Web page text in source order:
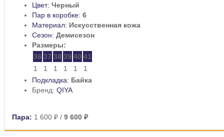
Цвет: Черный
Пар в коробке: 6
Материал: Искусственная кожа
Сезон: Демисезон
Размеры:
36 37 38 39 40 41
1
1 1 1 1
1
Подкладка: Байка
Бренд: QIYA
Пара: 1 600 ₽ / 9 600 ₽